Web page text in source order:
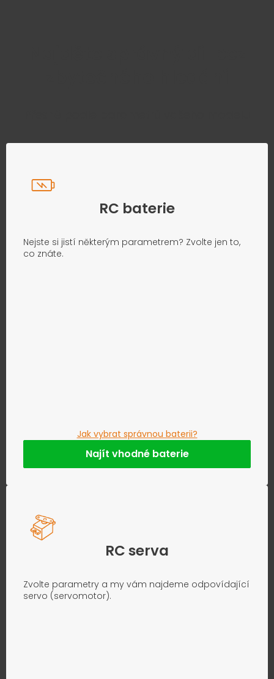
RC baterie
Nejste si jistí některým parametrem? Zvolte jen to,
co znáte.
Jak vybrat správnou baterii?
Najít vhodné baterie
RC serva
Zvolte parametry a my vám najdeme odpovídající
servo (servomotor).